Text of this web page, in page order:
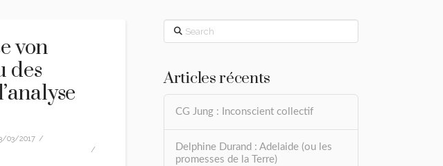
von
des
03/2017
Search
Articles récents
CG Jung : Inconscient collectif
Delphine Durand : Adelaide (ou les
promesses de la Terre)